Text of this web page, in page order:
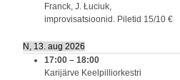
Franck, J. Łuciuk,
improvisatsioonid. Piletid 15/10 €
N, 13. aug 2026
17:00 – 18:00
Karijärve Keelpilliorkestri